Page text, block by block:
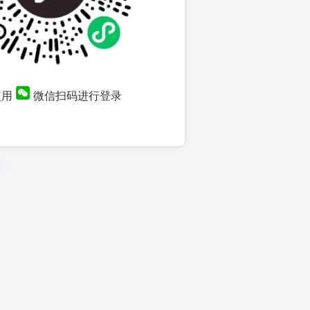
微信扫码进行登录